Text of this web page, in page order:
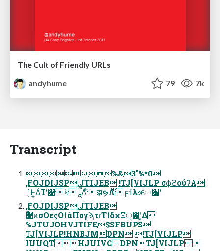
The Cult of Friendly URLs
andyhume
79 7k
Transcript
%&3"%*0
,FOJDIJSP,JTIJEB !TJ[VIJLP σϕϩούʔΑ
݈߁Ͱ͍ΔͨΊʹ͸ ৸ͯ ཱྀΛͯ͠ झຯΛ࣋ͬͯ ϝϯλϧେ੾ʹ
,FOJDIJSP,JTIJEB
Ӭ࿨ͷσΟεςΟϯάΠογϡτɾΤϯδχΞ੍౓ʹ͓͚Δ
%JTUJOHVJTIFE$SFBUPS
TJ[VIJLP!HNBJMDPN !TJ[VIJLP
IUUQTHJUIVCDPNTJ[VIJLP